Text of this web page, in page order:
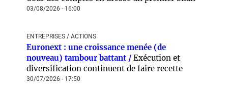
03/08/2026 - 16:00
ENTREPRISES / ACTIONS
Euronext : une croissance menée (de
nouveau) tambour battant / Exécution et
diversification continuent de faire recette
30/07/2026 - 17:50